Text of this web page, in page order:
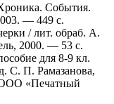
События.
— 449 с.
/ лит. обраб. А.
2000. — 53 с.
для 8-9 кл.
С. П. Рамазанова,
«Печатный